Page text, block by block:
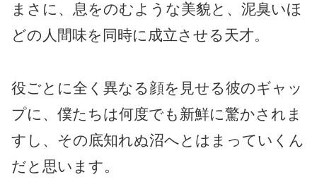
まさに、息をのむような美貌と、泥臭いほ
どの人間味を同時に成立させる天才。
役ごとに全く異なる顔を見せる彼のギャッ
プに、僕たちは何度でも新鮮に驚かされま
すし、その底知れぬ沼へとはまっていくん
だと思います。